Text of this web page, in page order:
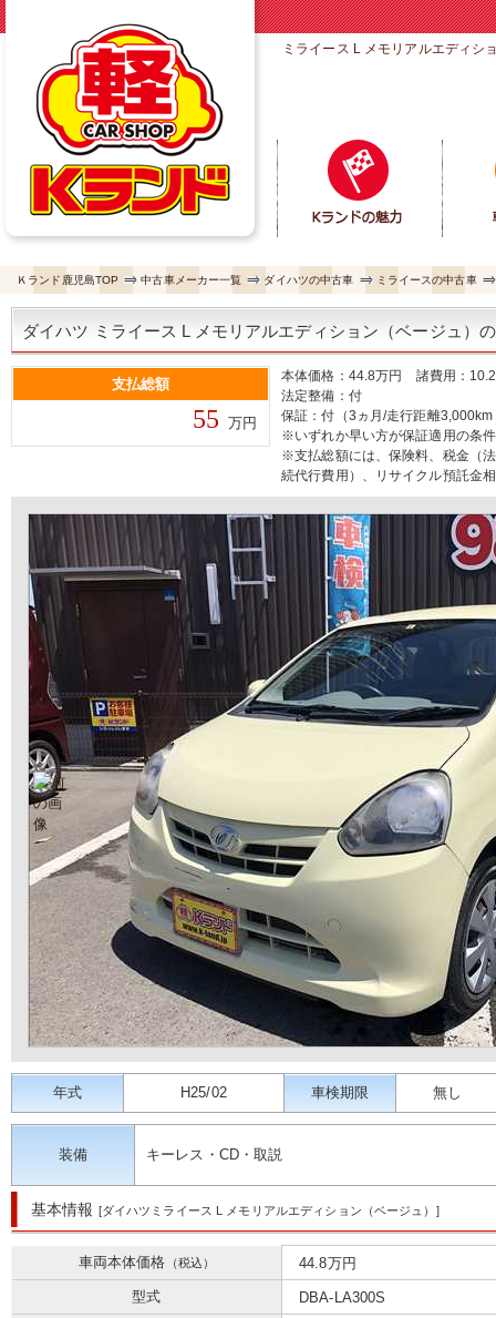
ミライース L メモリアルエディシ
Ｋランド鹿児島TOP 中古車メーカー一覧 ダイハツの中古車 ミライースの中古車
ダイハツ ミライース L メモリアルエディション（ベージュ）
支払総額
55 万円
本体価格：44.8万円 諸費用：
法定整備：付
保証：付（3ヵ月/走行距離3,000km
※いずれか早い方が保証適用の条
※支払総額には、保険料、税金（
続代行費用）、リサイクル預託金
年式 H25/02 車検期限 無し
装備 キーレス・CD・取説
基本情報 [ダイハツミライース L メモリアルエディション（ベージュ）]
車両本体価格 （税込）
44.8万円
型式
DBA-LA300S